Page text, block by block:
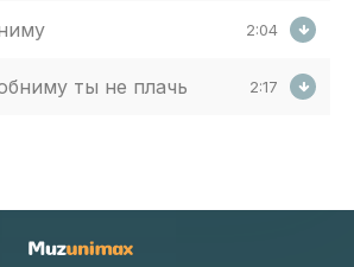
2:04
ты не плачь 2:17